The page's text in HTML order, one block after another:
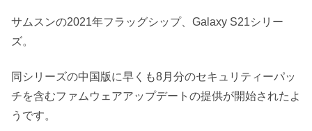
サムスンの2021年フラッグシップ、Galaxy S21シリー
ズ。
同シリーズの中国版に早くも8月分のセキュリティーパッ
チを含むファムウェアアップデートの提供が開始されたよ
うです。